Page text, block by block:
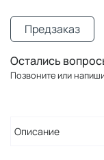
Предзаказ
Остались
Позвоните или
Описание